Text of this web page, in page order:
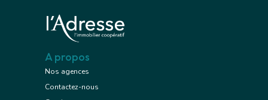
A propos
Nos agences
Contactez-nous